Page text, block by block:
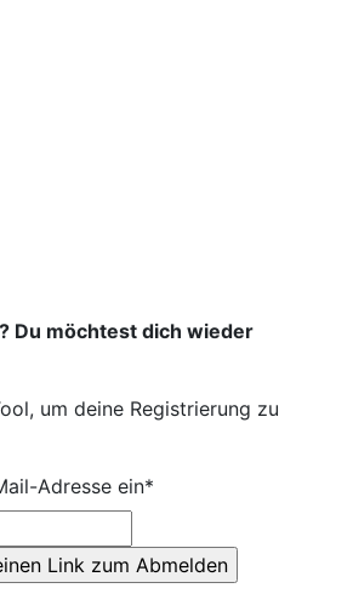
Du möchtest dich wieder
um deine Registrierung zu
Adresse ein*